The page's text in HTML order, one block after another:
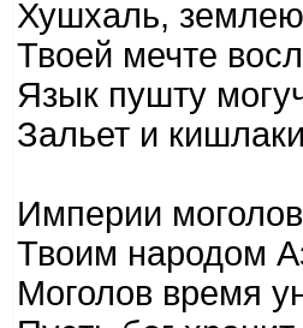
Хушхаль,
Твоей мечте
Язык пушту
Зальет и
Империи
Твоим народом
Моголов время